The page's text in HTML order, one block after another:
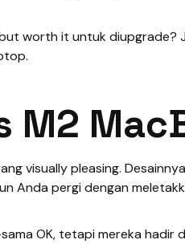
worth it untuk diupgrade?
M2
visually pleasing.
Anda pergi dengan
OK, tetapi mereka hadir